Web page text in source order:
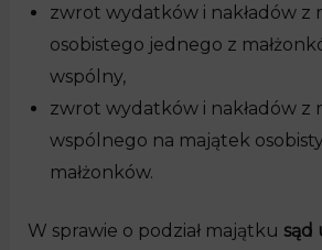
zwrot wydatków i nakładów z
osobistego jednego z
wspólny,
zwrot wydatków i nakładów z
wspólnego na majątek
małżonków.
W sprawie o podział majątku sąd